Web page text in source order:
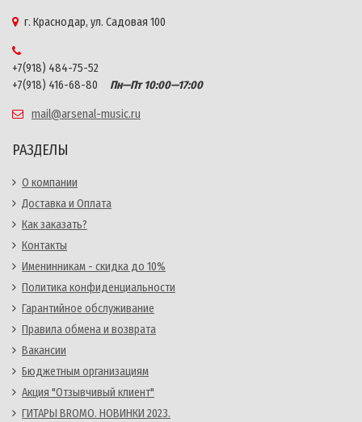
г. Краснодар, ул. Садовая 100
+7(918) 484-75-52
+7(918) 416-68-80
Пн—Пт 10:00—17:00
mail@arsenal-music.ru
РАЗДЕЛЫ
О компании
Доставка и Оплата
Как заказать?
Контакты
Именинникам - скидка до 10%
Политика конфиденциальности
Гарантийное обслуживание
Правила обмена и возврата
Вакансии
Бюджетным организациям
Акция "Отзывчивый клиент"
ГИТАРЫ BROMO. НОВИНКИ 2023.